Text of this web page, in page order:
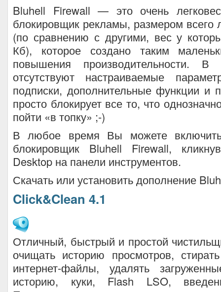
Bluhell Firewall — это очень
блокировщик рекламы, размером всего
(по сравнению с другими, вес у
Кб), которое создано таким
повышения производительности.
отсутствуют настраиваемые
подписки, дополнительные функции и
просто блокирует все то, что
пойти «в топку» ;-)
В любое время Вы можете
блокировщик Bluhell Firewall,
Desktop на панели инструментов.
Скачать или установить дополнение
Click&Clean 4.1
Отличный, быстрый и простой
очищать историю просмотров,
интернет-файлы, удалять
историю, куки, Flash LSO,